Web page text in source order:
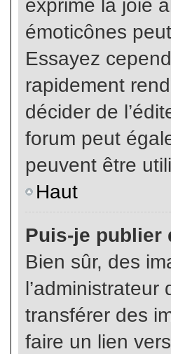
exprime la joie
émoticônes
Essayez
rapidement
décider de
forum peut
peuvent être
Haut
Puis-je publier
Bien sûr, des
transférer des
faire un lien